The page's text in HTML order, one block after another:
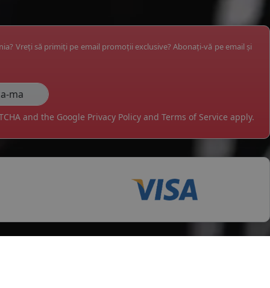
Vreți să primiți pe email promoții exclusive? Abonați-vă pe email și
and the Google Privacy Policy and Terms of Service apply.